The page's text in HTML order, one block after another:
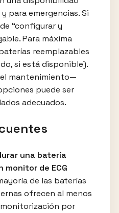
para emergencias. Si
“configurar y
Para máxima
reemplazables
si está disponible).
mantenimiento—
puede ser
adecuados.
una batería
monitor de ECG
de las baterías
ofrecen al menos
monitorización por